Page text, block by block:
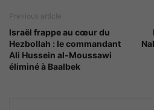
Previous article
Israël frappe au cœur du
Hezbollah : le commandant
Ali Hussein al-Moussawi
éliminé à Baalbek